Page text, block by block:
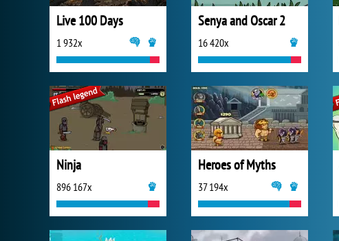
Live 100 Days
1 932x
Senya and Oscar 2
16 420x
Ninja
896 167x
Heroes of Myths
37 194x